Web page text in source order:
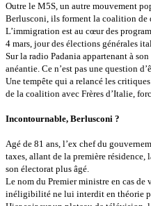
Outre le M5S, un autre mouvement
Berlusconi, ils forment la coalition de
L’immigration est au cœur des
4 mars, jour des élections générales
Sur la radio Padania appartenant à
anéantie. Ce n’est pas une question
Une tempête qui a relancé les
de la coalition avec Frères d’Italie,
Incontournable, Berlusconi ?
Agé de 81 ans, l’ex chef du
taxes, allant de la première résidence,
son électorat plus âgé.
Le nom du Premier ministre en cas
inéligibilité ne lui interdit en théorie